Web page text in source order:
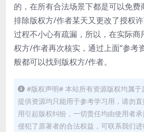
的，在所有合法场景下都是可以免费
排除版权方/作者某天又更改了授权
过程不小心有疏漏，所以，在实际商
权方/作者再次核实，通过上面“参考
般都可以找到版权方/作者。
#版权声明# 本站所有资源版权均属
提供资源均只能用于参考学习用，请勿
用引起版权纠纷，一切责任均由使用者
侵犯了原著者的合法权益，可联系我们进